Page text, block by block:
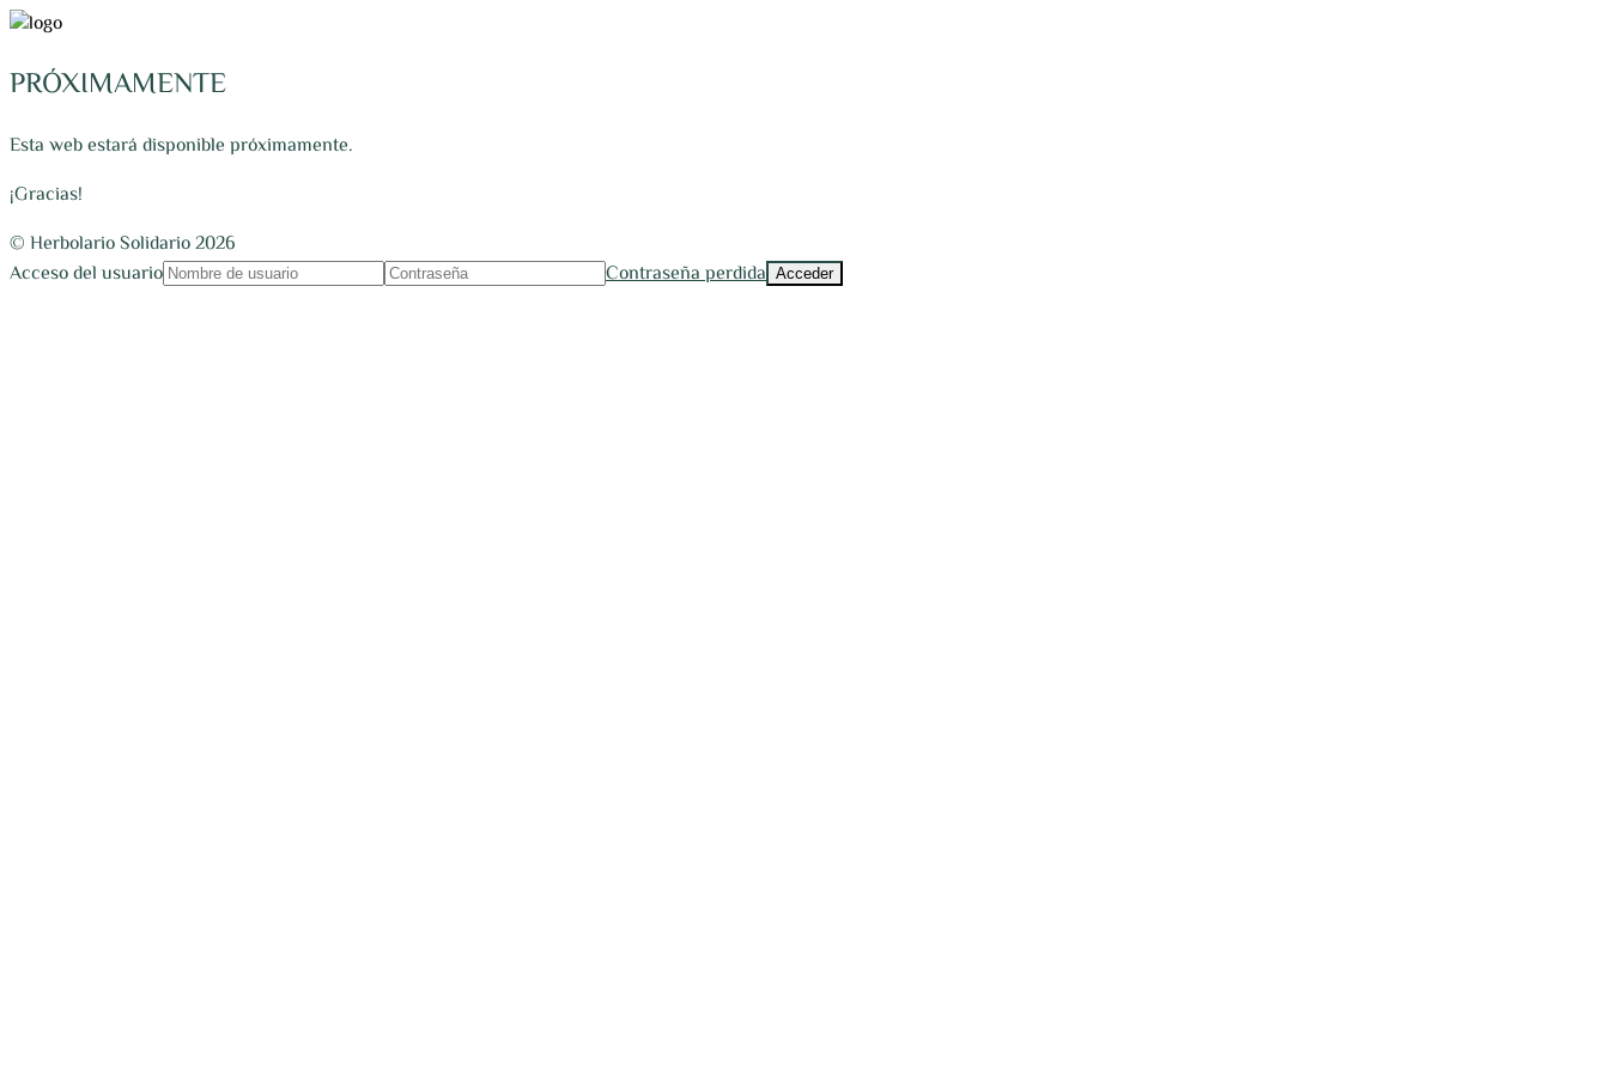
PRÓXIMAMENTE
Esta web estará disponible próximamente.
¡Gracias!
© Herbolario Solidario 2026
Acceso del usuario
Contraseña perdida